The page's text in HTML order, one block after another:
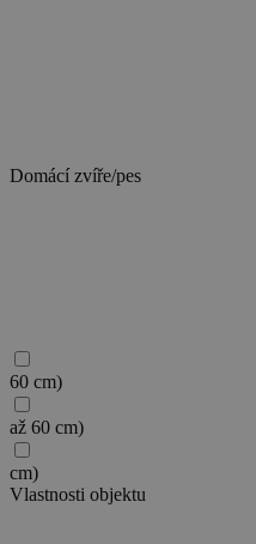
Domácí zvíře/pes
60 cm)
až 60 cm)
cm)
Vlastnosti objektu